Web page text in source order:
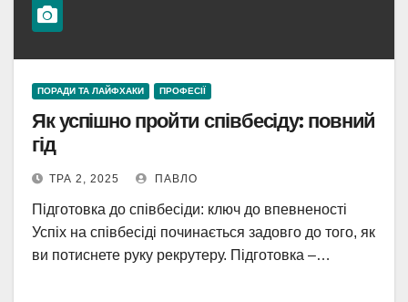
ПОРАДИ ТА ЛАЙФХАКИ ПРОФЕСІЇ
Як успішно пройти співбесіду: повний
гід
ТРА 2, 2025 ПАВЛО
Підготовка до співбесіди: ключ до впевненості
Успіх на співбесіді починається задовго до того, як
ви потиснете руку рекрутеру. Підготовка –…